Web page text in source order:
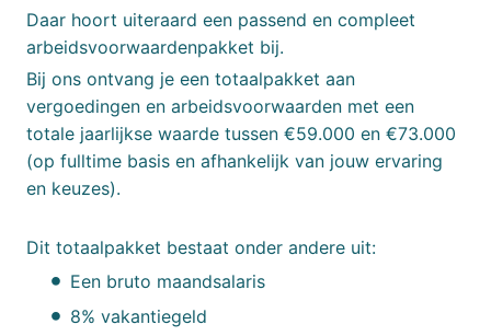
Daar hoort uiteraard een passend en compleet
arbeidsvoorwaardenpakket bij.
Bij ons ontvang je een totaalpakket aan
vergoedingen en arbeidsvoorwaarden met een
totale jaarlijkse waarde tussen €59.000 en €73.000
(op fulltime basis en afhankelijk van jouw ervaring
en keuzes).
Dit totaalpakket bestaat onder andere uit:
Een bruto maandsalaris
8% vakantiegeld